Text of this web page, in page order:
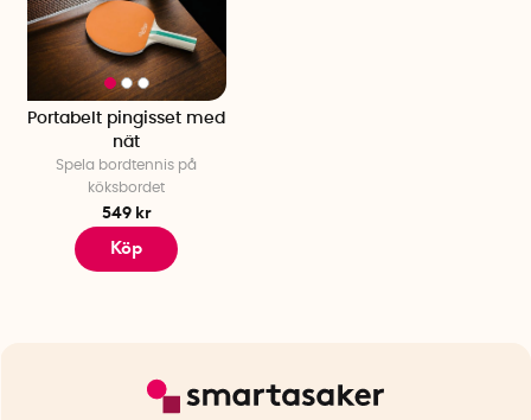
Portabelt pingisset med
nät
Spela bordtennis på
köksbordet
549 kr
Köp